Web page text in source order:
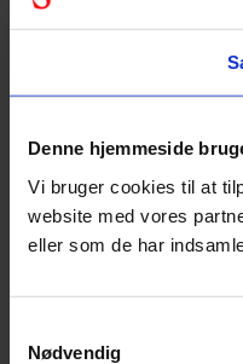
Denne hjemmeside
Vi bruger cookies til at
website med vores
eller som de har
Nødvendig